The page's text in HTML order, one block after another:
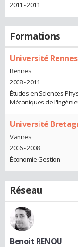
2011 - 2011
Formations
Université Rennes
Rennes
2008 - 2011
Études en Sciences
Mécaniques de
Université
Vannes
2006 - 2008
Économie Gestion
Réseau
Benoit RENOU